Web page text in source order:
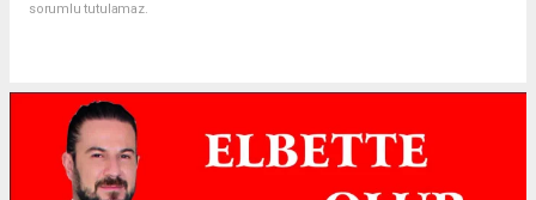
sorumlu tutulamaz.